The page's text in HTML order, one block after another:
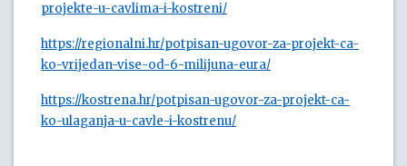
projekte-u-cavlima-i-kostreni/
https://regionalni.hr/potpisan-ugovor-za-projekt-ca-
ko-vrijedan-vise-od-6-milijuna-eura/
https://kostrena.hr/potpisan-ugovor-za-projekt-ca-
ko-ulaganja-u-cavle-i-kostrenu/